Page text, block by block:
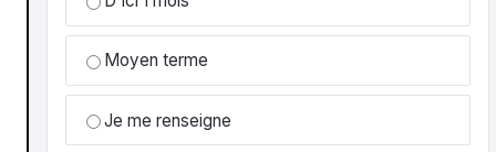
Moyen terme
Je me renseigne